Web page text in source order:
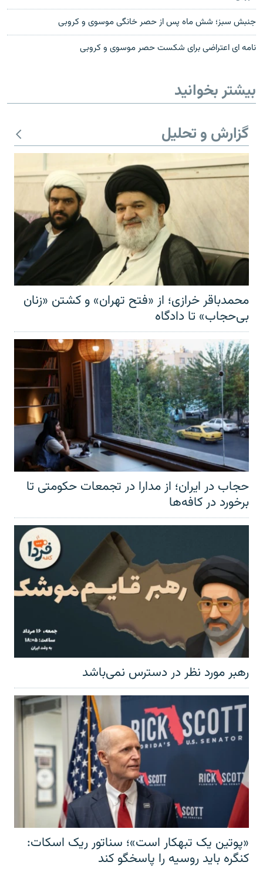
جنبش سبز؛ شش ماه پس از حصر خانگی موسوی و کروبی
نامه ای اعتراضی برای شکست حصر موسوی و کروبی
بیشتر بخوانید
گزارش و تحلیل
محمدباقر خرازی؛ از «فتح تهران» و کشتن «زنان
بی‌حجاب» تا دادگاه
حجاب در ایران؛ از مدارا در تجمعات حکومتی تا
برخورد در کافه‌ها
رهبر مورد نظر در دسترس نمی‌باشد
«پوتین یک تبهکار است»؛ سناتور ریک اسکات:
کنگره باید روسیه را پاسخگو کند